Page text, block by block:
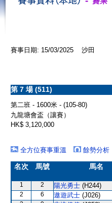
賽事日期: 15/03/2025 沙田
第 7 場 (511)
第二班 - 1600米 - (105-80)
九龍塘會盃（讓賽）
HK$ 3,120,000
全方位賽事重溫 餘勢分析
名次 馬號 馬名
1 2 陽光勇士 (H244)
2
6 遨遊武士 (J026)